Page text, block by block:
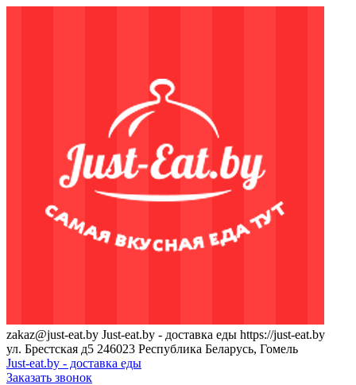
zakaz@just-eat.by Just-eat.by - доставка еды https://just-eat.by
ул. Брестская д5 246023 Республика Беларусь, Гомель
Just-eat.by - доставка еды
Заказать звонок